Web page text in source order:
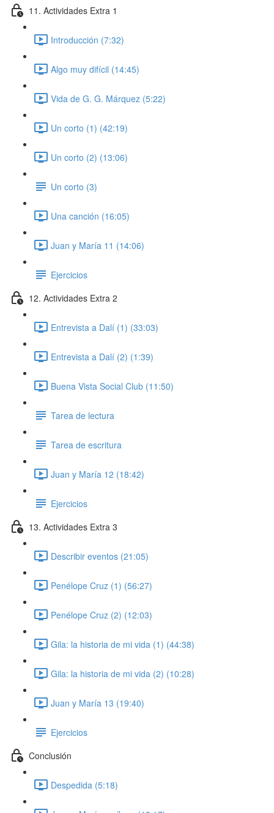
11. Actividades Extra 1
Introducción (7:32)
Algo muy difícil (14:45)
Vida de G. G. Márquez (5:22)
Un corto (1) (42:19)
Un corto (2) (13:06)
Un corto (3)
Una canción (16:05)
Juan y María 11 (14:06)
Ejercicios
12. Actividades Extra 2
Entrevista a Dalí (1) (33:03)
Entrevista a Dalí (2) (1:39)
Buena Vista Social Club (11:50)
Tarea de lectura
Tarea de escritura
Juan y María 12 (18:42)
Ejercicios
13. Actividades Extra 3
Describir eventos (21:05)
Penélope Cruz (1) (56:27)
Penélope Cruz (2) (12:03)
Gila: la historia de mi vida (1) (44:38)
Gila: la historia de mi vida (2) (10:28)
Juan y María 13 (19:40)
Ejercicios
Conclusión
Despedida (5:18)